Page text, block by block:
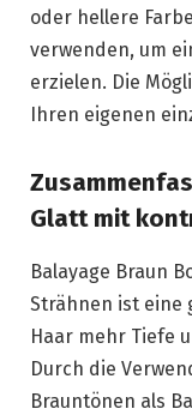
oder hellere
verwenden, um
erzielen. Die
Ihren eigenen
Glatt mit
Balayage Braun
Strähnen ist eine
Haar mehr Tiefe
Durch die
Brauntönen als